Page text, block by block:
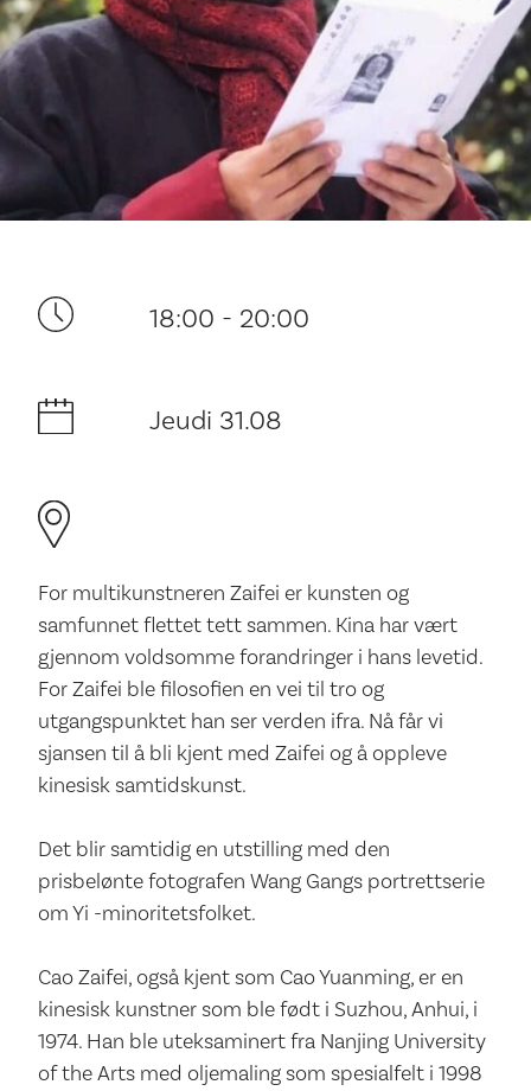
Ditt besøk
Musikk
Historie og arkitektur
18:00 - 20:00
Jeudi 31.08
For multikunstneren Zaifei er kunsten og
samfunnet flettet tett sammen. Kina har vært
gjennom voldsomme forandringer i hans levetid.
For Zaifei ble filosofien en vei til tro og
utgangspunktet han ser verden ifra. Nå får vi
sjansen til å bli kjent med Zaifei og å oppleve
kinesisk samtidskunst.
Det blir samtidig en utstilling med den
prisbelønte fotografen Wang Gangs portrettserie
om Yi -minoritetsfolket.
Cao Zaifei, også kjent som Cao Yuanming, er en
kinesisk kunstner som ble født i Suzhou, Anhui, i
1974. Han ble uteksaminert fra Nanjing University
of the Arts med oljemaling som spesialfelt i 1998